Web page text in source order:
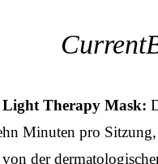
Therapy Mask:
Minuten pro
der